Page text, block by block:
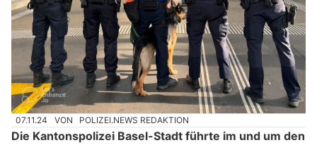
07.11.24 VON POLIZEI.NEWS REDAKTION
Die Kantonspolizei Basel-Stadt führte im und um den